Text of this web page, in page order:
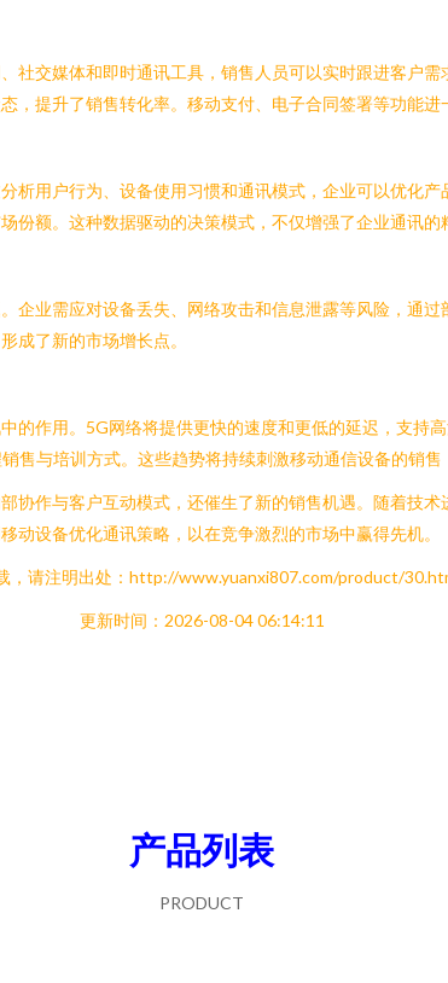
社交媒体和即时通讯工具，销售人员可以实时跟进客户
提升了销售转化率。移动支付、电子合同签署等功能进
析用户行为、设备使用习惯和通讯模式，企业可以优化
额。这种数据驱动的决策模式，不仅增强了企业通讯的
企业需应对设备丢失、网络攻击和信息泄露等风险，通
成了新的市场增长点。
的作用。5G网络将提供更快的速度和更低的延迟，支持
与培训方式。这些趋势将持续刺激移动通信设备的销售
作与客户互动模式，还催生了新的销售机遇。随着技
设备优化通讯策略，以在竞争激烈的市场中赢得先机。
，请注明出处：http://www.yuanxi807.com/product/
更新时间：2026-08-04 06:14:11
产品列表
PRODUCT